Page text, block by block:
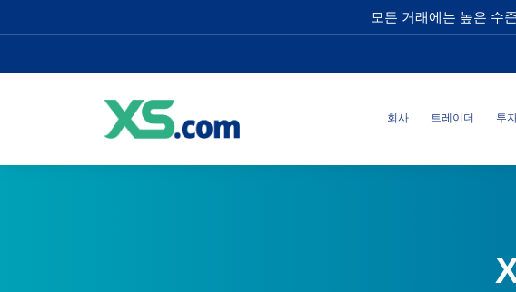
모든 거래에는 높은 수
회사 트레이더 투